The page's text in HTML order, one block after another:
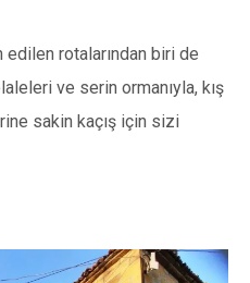
edilen rotalarından biri de
ve serin ormanıyla, kış
sakin kaçış için sizi